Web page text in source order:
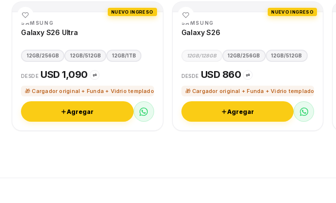
NUEVO INGRESO
SAMSUNG
Galaxy S26 Ultra
12GB/256GB 12GB/512GB 12GB/1TB
DESDE USD 1,090 ⇄
🎁 Cargador original + Funda + Vidrio templado
Agregar
NUEVO INGRESO
SAMSUNG
Galaxy S26
12GB/128GB 12GB/256GB 12GB/512GB
DESDE USD 860 ⇄
🎁 Cargador original + Funda + Vidrio templado
Agregar